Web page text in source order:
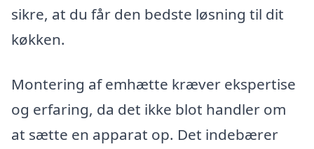
sikre, at du får den bedste løsning til dit
køkken.
Montering af emhætte kræver ekspertise
og erfaring, da det ikke blot handler om
at sætte en apparat op. Det indebærer